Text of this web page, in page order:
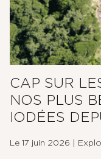
CAP SUR
NOS PLUS
IODÉES
Le 17 juin 2026